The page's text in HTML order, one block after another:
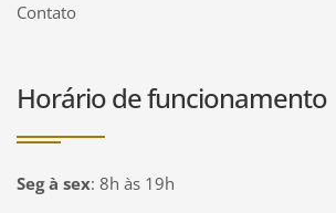
Contato
Horário de funcionamento
Seg à sex: 8h às 19h